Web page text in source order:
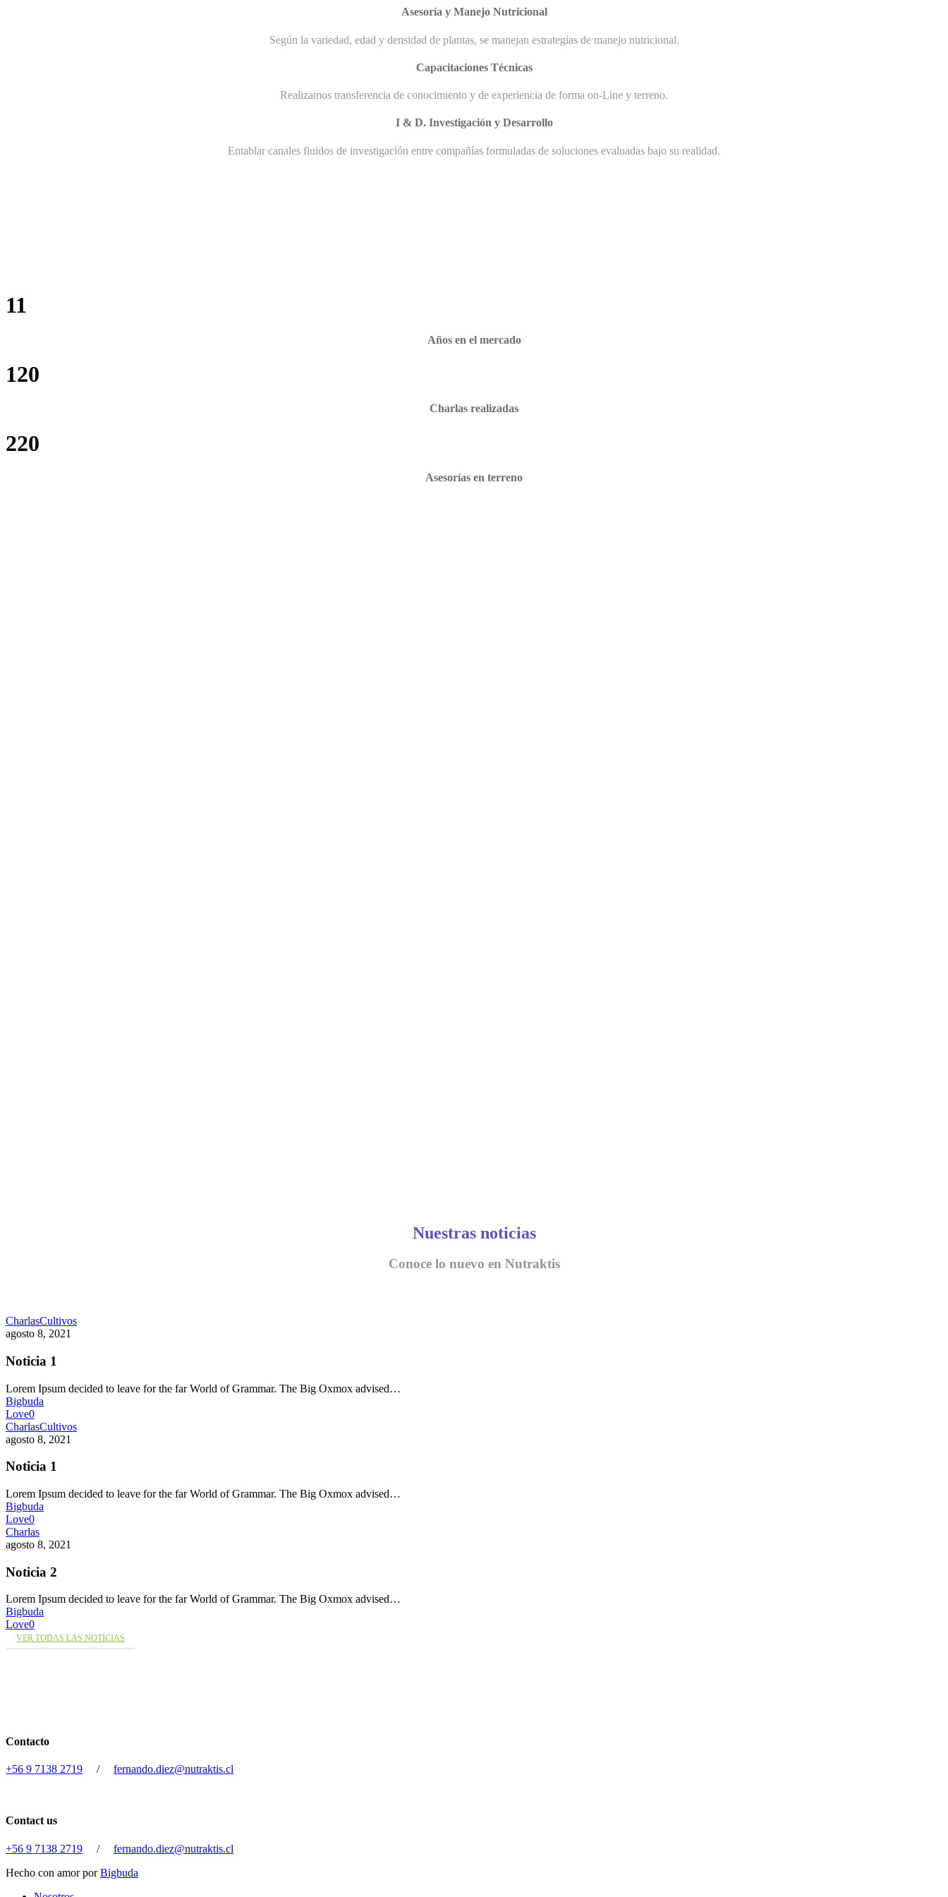
Asesoría y Manejo Nutricional
Según la variedad, edad y densidad de plantas, se manejan estrategias de manejo nutricional.
Capacitaciones Técnicas
Realizamos transferencia de conocimiento y de experiencia de forma on-Line y terreno.
I & D. Investigación y Desarrollo
Entablar canales fluidos de investigación entre compañías formuladas de soluciones evaluadas bajo su realidad.
11
Años en el mercado
120
Charlas realizadas
220
Asesorías en terreno
Nuestras noticias
Conoce lo nuevo en Nutraktis
CharlasCultivos
agosto 8, 2021
Noticia 1
Lorem Ipsum decided to leave for the far World of Grammar. The Big Oxmox advised…
Bigbuda
Love0
CharlasCultivos
agosto 8, 2021
Noticia 1
Lorem Ipsum decided to leave for the far World of Grammar. The Big Oxmox advised…
Bigbuda
Love0
Charlas
agosto 8, 2021
Noticia 2
Lorem Ipsum decided to leave for the far World of Grammar. The Big Oxmox advised…
Bigbuda
Love0
VER TODAS LAS NOTICIAS
Contacto
+56 9 7138 2719 / fernando.diez@nutraktis.cl
Contact us
+56 9 7138 2719 / fernando.diez@nutraktis.cl
Hecho con amor porBigbuda